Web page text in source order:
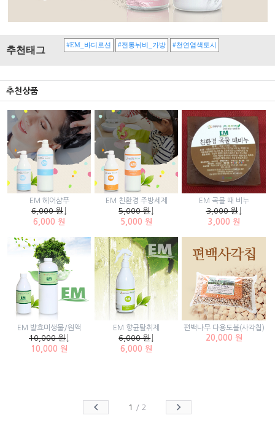
추천태그 #EM_바디로션 #전통뉘비_가방 #천연염색토시
추천상품
EM 헤어샴푸
6,000 원
6,000 원
EM 친환경 주방세제
5,000 원↓
5,000 원
EM 곡물 때 비누
3,000 원↓
3,000 원
EM 발효미생물/원액
10,000 원
10,000 원
EM 향균탈취제
6,000 원↓
6,000 원
편백나무 다용도볼(사각칩)
20,000 원
1 / 2